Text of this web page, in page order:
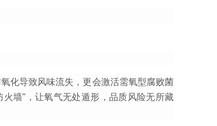
化导致风味流失，更会激活需氧型腐败菌
墙"，让氧气无处遁形，品质风险无所藏